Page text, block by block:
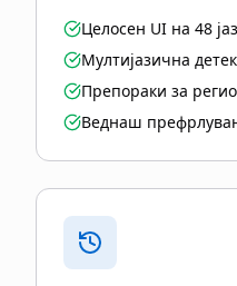
Целосен UI на 48
Мултијазична
Препораки за
Веднаш